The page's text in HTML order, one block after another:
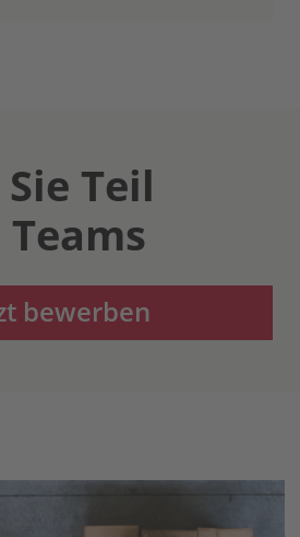
Teil
bewerben